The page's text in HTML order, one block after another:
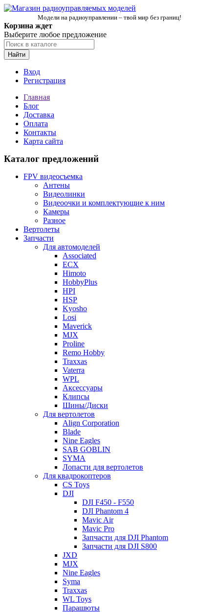
Модели на радиоуправлении – твой мир без границ!
Корзина ждет
Выберите любое предложение
Найти
Вход
Регистрация
Главная
Блог
Доставка
Оплата
Контакты
Карта сайта
Каталог предложений
FPV видеосъемка
Антены
Видеолинки
Видеоочки и комплектующие к ним
Камеры
Разное
Вертолеты
Запчасти
Для автомоделей
Associated
ECX
Himoto
HobbyPlus
HPI
HSP
Kyosho
Losi
Maverick
MJX
Proline
Remo Hobby
Traxxas
Vaterra
WPL
Аксессуары
Клипсы
Шины/Диски
Для вертолетов
Align Corporation
Blade
Nine Eagles
SAB GOBLIN
SYMA
Лопасти для вертолетов
Для квадрокоптеров
CS Toys
DJI
DJI F450 - F550
DJI Phantom 4
Mavic Air
Mavic Pro
Запчасти для DJI Phantom
Запчасти для DJI S800
JXD
MJX
Nine Eagles
Syma
Traxxas
WL Toys
Парашюты